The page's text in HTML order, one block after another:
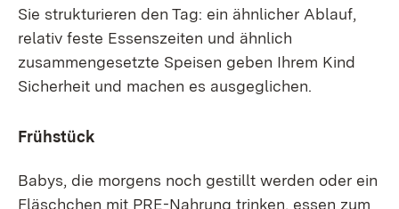
Sie strukturieren den Tag: ein ähnlicher Ablauf,
relativ feste Essenszeiten und ähnlich
zusammengesetzte Speisen geben Ihrem Kind
Sicherheit und machen es ausgeglichen.
Frühstück
Babys, die morgens noch gestillt werden oder ein
Fläschchen mit PRE-Nahrung trinken, essen zum